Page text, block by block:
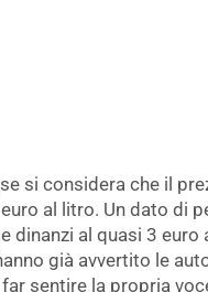
si considera che il
al litro. Un dato di
dinanzi al quasi 3
già avvertito le
sentire la propria